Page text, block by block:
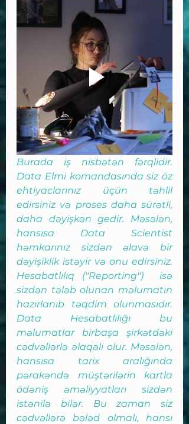
Burada iş nisbətən fərqlidir.
Data Elmi komandasında siz öz
ehtiyaclarınız üçün təhlil
edirsiniz və proses daha sürətli,
daha dəyişkən gedir. Məsələn,
hansısa Data Scientist
həmkarınız sizdən əlavə bir
dəyişiklik istəyir və onu edirsiniz.
Hesabatlılıq ("Reporting")  isə
sizdən tələb olunan məlumatın
hazırlanıb təqdim olunmasıdır.
Data Hesabatlılığı bu
məlumatlar birbaşa şirkətdəki
cədvəllərlə əlaqəli olur. Məsələn,
hansısa tarix aralığında
pərakəndə müştərilərin kartla
ödəniş əməliyyatları sizdən
istənilə bilər. Bu zaman siz
cədvəllərə bələd olmalı, hansı